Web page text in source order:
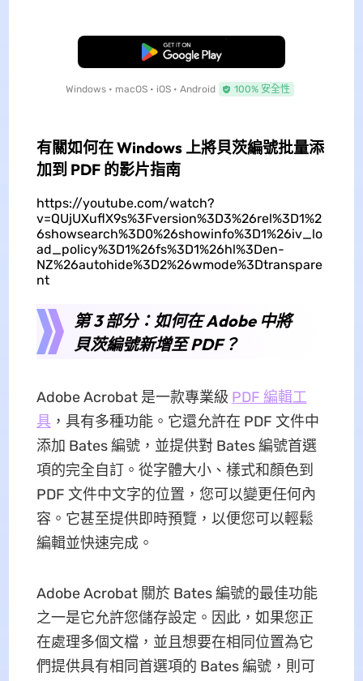
免費下載
Windows • macOS • iOS • Android 100% 安全性
有關如何在 Windows 上將貝茨編號批量添
加到 PDF 的影片指南
https://youtube.com/watch?
v=QUjUXuflX9s%3Fversion%3D3%26rel%3D1%2
6showsearch%3D0%26showinfo%3D1%26iv_lo
ad_policy%3D1%26fs%3D1%26hl%3Den-
NZ%26autohide%3D2%26wmode%3Dtranspare
nt
第 3 部分：如何在 Adob​​e 中將
貝茨編號新增至 PDF？
Adobe Acrobat 是一款專業級 PDF 編輯工
具 ，具有多種功能。它還允許在 PDF 文件中
添加 Bates 編號，並提供對 Bates 編號首選
項的完全自訂。從字體大小、樣式和顏色到
PDF 文件中文字的位置，您可以變更任何內
容。它甚至提供即時預覽，以便您可以輕鬆
編輯並快速完成。
Adobe Acrobat 關於 Bates 編號的最佳功能
之一是它允許您儲存設定。因此，如果您正
在處理多個文檔，並且想要在相同位置為它
們提供具有相同首選項的 Bates 編號，則可